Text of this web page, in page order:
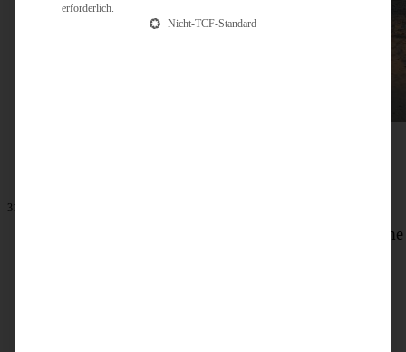
31. Mai 2025
Blåvand und Umgebung – Tipps für Dänemarks westliche
erforderlich.
Nicht-TCF-Standard